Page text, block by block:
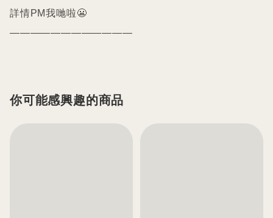
詳情PM我哋啦😬
你可能感興趣的商品